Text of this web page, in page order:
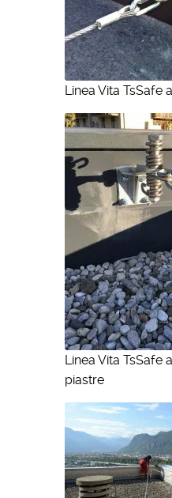
Linea Vita TsSafe
Linea Vita TsSafe
piastre